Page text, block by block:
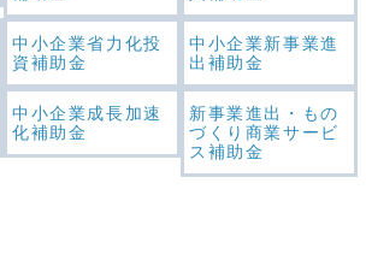
中小企業省力化投
資補助金
中小企業新事業進
出補助金
中小企業成長加速
化補助金
新事業進出・もの
づくり商業サービ
ス補助金